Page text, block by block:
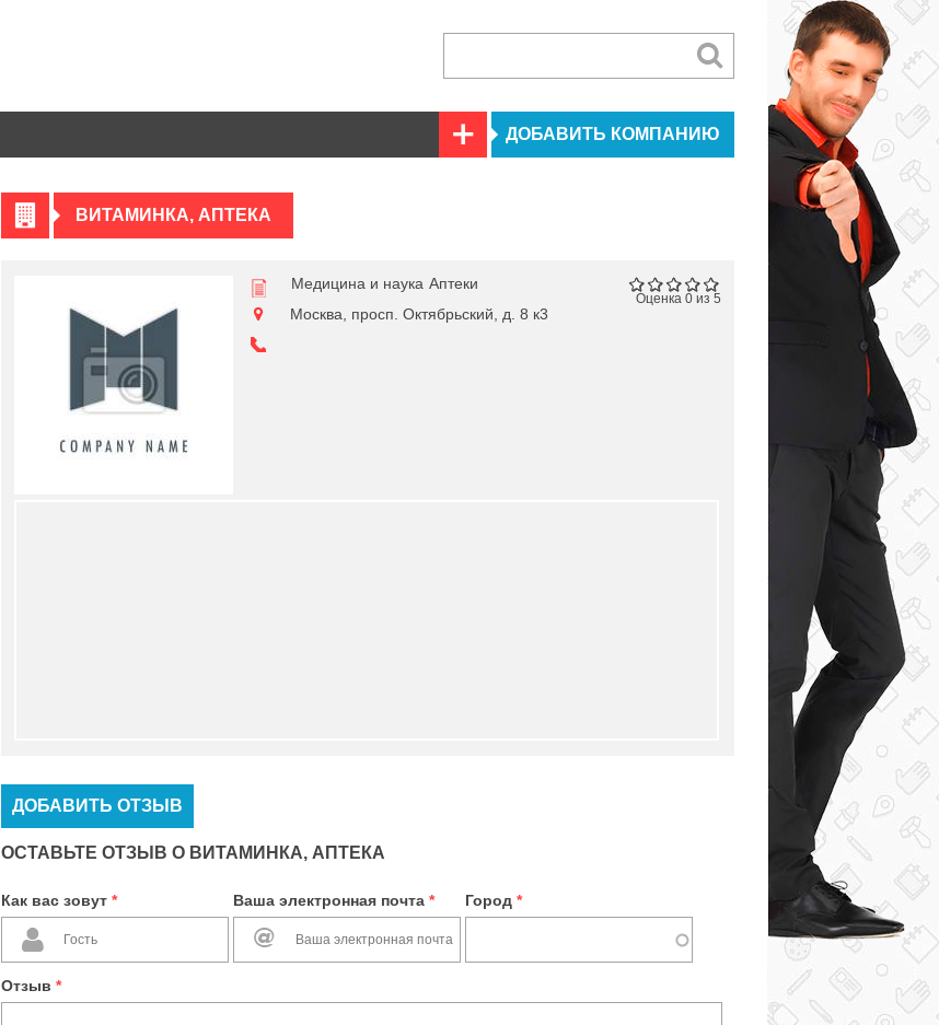
ДОБАВИТЬ КОМПАНИЮ
ВИТАМИНКА, АПТЕКА
Оценка 0 из 5
Медицина и наука Аптеки
Москва, просп. Октябрьский, д. 8 к3
ДОБАВИТЬ ОТЗЫВ
ОСТАВЬТЕ ОТЗЫВ О ВИТАМИНКА, АПТЕКА
Как вас зовут * Ваша электронная почта * Город *
Отзыв *